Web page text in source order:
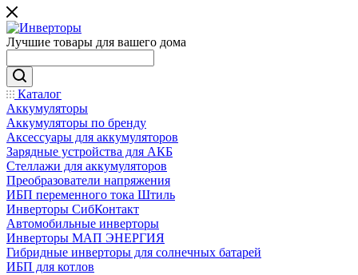
Лучшие товары для вашего дома
Каталог
Аккумуляторы
Аккумуляторы по бренду
Аксессуары для аккумуляторов
Зарядные устройства для АКБ
Стеллажи для аккумуляторов
Преобразователи напряжения
ИБП переменного тока Штиль
Инверторы СибКонтакт
Автомобильные инверторы
Инверторы МАП ЭНЕРГИЯ
Гибридные инверторы для солнечных батарей
ИБП для котлов